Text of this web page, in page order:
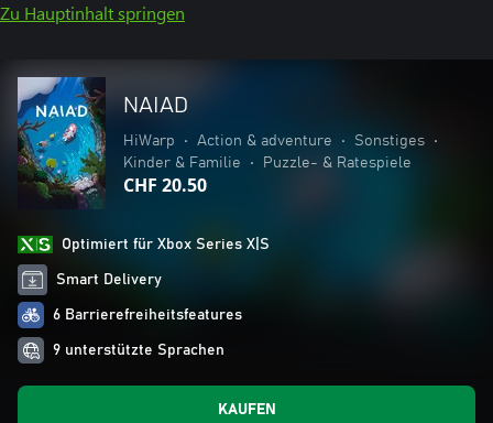
Zu Hauptinhalt springen
NAIAD
HiWarp • Action & adventure • Sonstiges
•
Kinder & Familie
• Puzzle- & Ratespiele
CHF 20.50
Optimiert für Xbox Series X|S
Smart Delivery
6 Barrierefreiheitsfeatures
9 unterstützte Sprachen
KAUFEN